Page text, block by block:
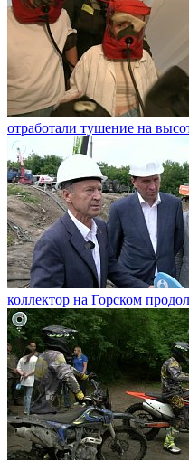
отработали тушение на
коллектор на Горском